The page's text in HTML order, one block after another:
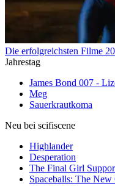
Die erfolgreichsten Filme
Jahrestag
James Bond 007 -
Meg
Sauerkrautkoma
Neu bei scifiscene
Highlander
Desperation
The Final Girl
Spaceballs: The New